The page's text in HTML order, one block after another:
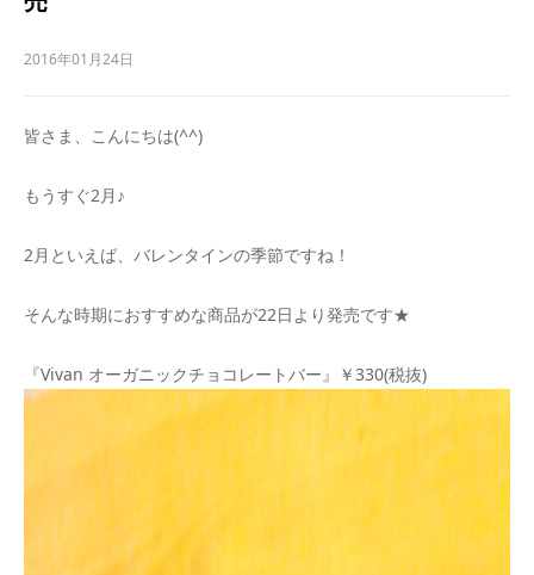
2016年01月24日
皆さま、こんにちは(^^)
もうすぐ2月♪
2月といえば、バレンタインの季節ですね！
そんな時期におすすめな商品が22日より発売です★
『Vivan オーガニックチョコレートバー』￥330(税抜)